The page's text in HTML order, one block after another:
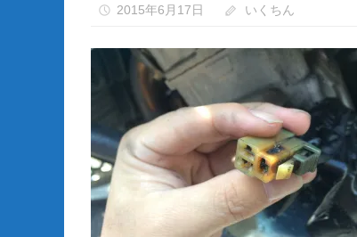
2015年6月17日 いくちん